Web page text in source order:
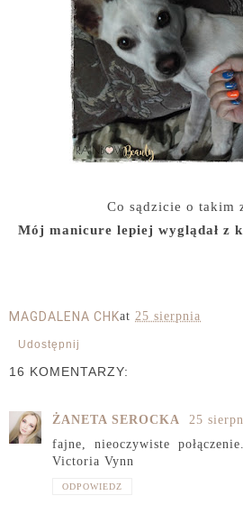
Co sądzicie o takim
Mój manicure lepiej wyglądał z
MAGDALENA CHKat 25 sierpnia
Udostępnij
16 KOMENTARZY:
ŻANETA SEROCKA
25
fajne, nieoczywiste
Victoria Vynn
ODPOWIEDZ